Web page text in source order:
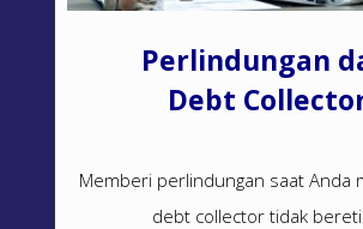
Perlindungan
Debt
Memberi perlindungan saat Anda
debt collector tidak